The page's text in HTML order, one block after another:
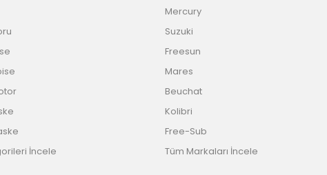
İncele
Mercury
Suzuki
Freesun
Mares
Beuchat
Kolibri
Free-Sub
Tüm Markaları İncele